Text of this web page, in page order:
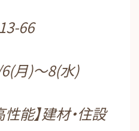
月)～8(水)
建材・住設